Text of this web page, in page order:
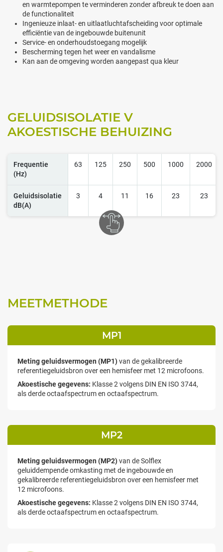
en warmtepompen te verminderen zonder afbreuk te doen aan
de functionaliteit
Ingenieuze inlaat- en uitlaatluchtafscheiding voor optimale
efficiëntie van de ingebouwde buitenunit
Service- en onderhoudstoegang mogelijk
Bescherming tegen het weer en vandalisme
Kan aan de omgeving worden aangepast qua kleur
GELUIDSISOLATIE V
AKOESTISCHE BEHUIZING
Frequentie
(Hz)
63 125 250 500 1000 2000
Geluidsisolatie
dB(A)
3 4 11 16 23 23
MEETMETHODE
MP1
Meting geluidsvermogen (MP1)van de gekalibreerde
referentiegeluidsbron over een hemisfeer met 12 microfoons.
Akoestische gegevens: Klasse 2 volgens DIN EN ISO 3744,
als derde octaafspectrum en octaafspectrum.
MP2
Meting geluidsvermogen (MP2)van de Solflex
geluiddempende omkasting met de ingebouwde en
gekalibreerde referentiegeluidsbron over een hemisfeer met
12 microfoons.
Akoestische gegevens: Klasse 2 volgens DIN EN ISO 3744,
als derde octaafspectrum en octaafspectrum.